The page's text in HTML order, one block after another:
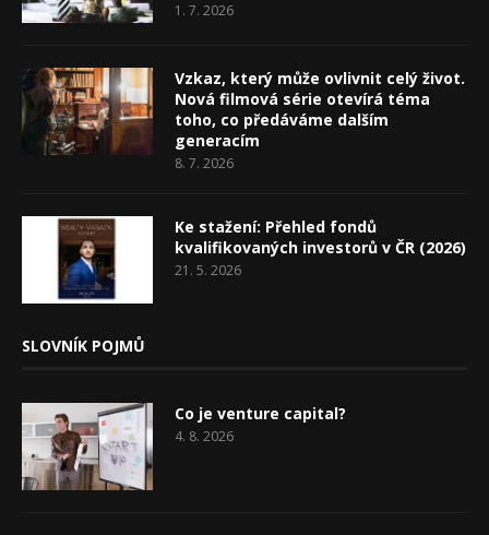
1. 7. 2026
Vzkaz, který může ovlivnit celý život.
Nová filmová série otevírá téma
toho, co předáváme dalším
generacím
8. 7. 2026
Ke stažení: Přehled fondů
kvalifikovaných investorů v ČR (2026)
21. 5. 2026
SLOVNÍK POJMŮ
Co je venture capital?
4. 8. 2026